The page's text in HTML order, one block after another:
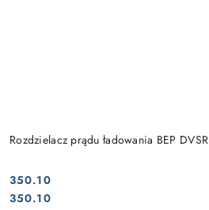
Rozdzielacz prądu ładowania BEP DVSR
Cena:
350.10
Cena:
350.10